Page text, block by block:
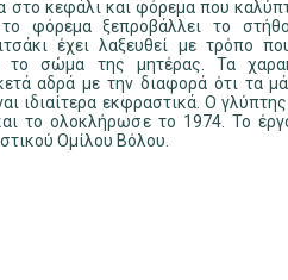
στο κεφάλι και φόρεμα που
φόρεμα ξεπροβάλλει το
έχει λαξευθεί με τρόπο
το σώμα της μητέρας. Τα
αδρά με την διαφορά ότι τα
ιδιαίτερα εκφραστικά. Ο
το ολοκλήρωσε το 1974. Το
Ομίλου Βόλου.